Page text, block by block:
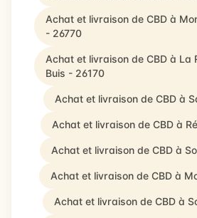
Achat et livraison de CBD à
- 26770
Achat et livraison de CBD à La
Buis - 26170
Achat et livraison de CBD à
Achat et livraison de CBD à
Achat et livraison de CBD à
Achat et livraison de CBD à
Achat et livraison de CBD à